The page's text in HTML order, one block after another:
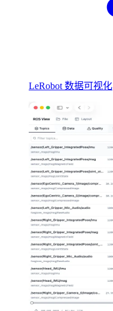
LeRobot 数据可视化